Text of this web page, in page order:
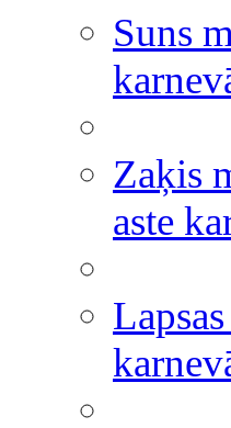
Suns
Zaķis
aste